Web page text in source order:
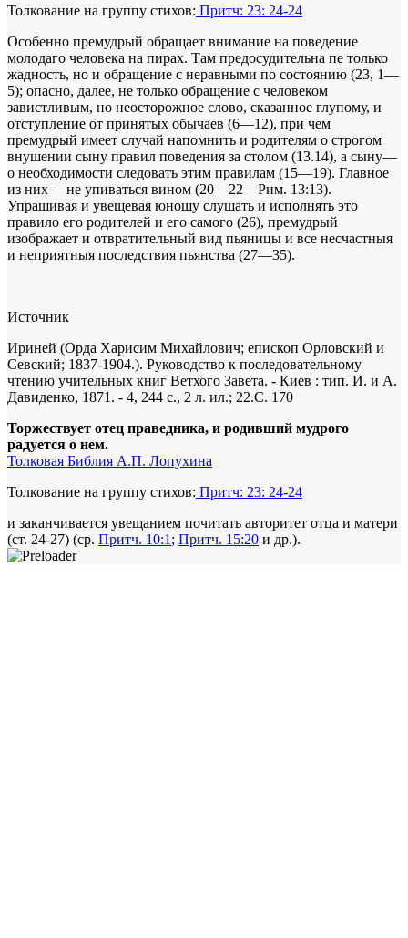
Толкование на группу стихов: Притч: 23: 24-24
Особенно премудрый обращает внимание на поведение
молодаго человека на пирах. Там предосудительна пе только
жадность, но и обращение с неравными по состоянию (23, 1—
5); опасно, далее, не только обращение с человеком
завистливым, но неосторожное слово, сказанное глупому, и
отступление от принятых обычаев (6—12), при чем
премудрый имеет случай напомнить и родителям о строгом
внушении сыну правил поведения за столом (13.14), а сыну—
о необходимости следовать этим правилам (15—19). Главное
из них —не упиваться вином (20—22—Рим. 13:13).
Упрашивая и увещевая юношу слушать и исполнять это
правило его родителей и его самого (26), премудрый
изображает и отвратительный вид пьяницы и все несчастныя
и неприятныя последствия пьянства (27—35).
Источник
Ириней (Орда Харисим Михайлович; епископ Орловский и
Севский; 1837-1904.). Руководство к последовательному
чтению учительных книг Ветхого Завета. - Киев : тип. И. и А.
Давиденко, 1871. - 4, 244 с., 2 л. ил.; 22.С. 170
Торжествует отец праведника, и родивший мудрого
радуется о нем.
Толковая Библия А.П. Лопухина
Толкование на группу стихов: Притч: 23: 24-24
и заканчивается увещанием почитать авторитет отца и матери
(ст. 24-27) (ср. Притч. 10:1 ; Притч. 15:20 и др.).